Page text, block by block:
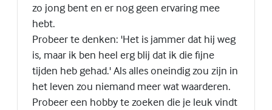
zo jong bent en er nog geen ervaring mee
hebt.
Probeer te denken: 'Het is jammer dat hij weg
is, maar ik ben heel erg blij dat ik die fijne
tijden heb gehad.' Als alles oneindig zou zijn in
het leven zou niemand meer wat waarderen.
Probeer een hobby te zoeken die je leuk vindt